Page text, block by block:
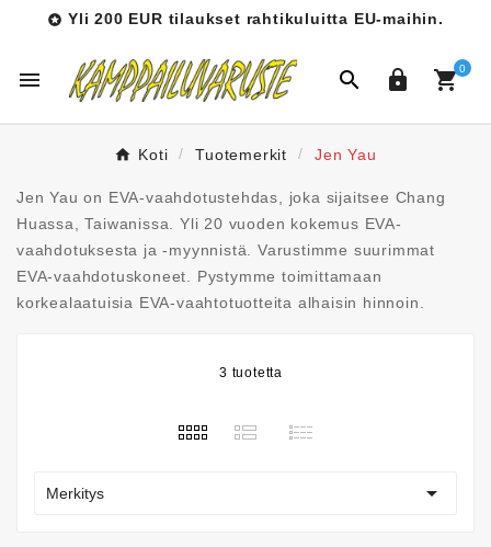
 Yli 200 EUR tilaukset rahtikuluitta EU-maihin.
   0
Koti Tuotemerkit Jen Yau
Jen Yau on EVA-vaahdotustehdas, joka sijaitsee Chang
Huassa, Taiwanissa. Yli 20 vuoden kokemus EVA-
vaahdotuksesta ja -myynnistä. Varustimme suurimmat
EVA-vaahdotuskoneet. Pystymme toimittamaan
korkealaatuisia EVA-vaahtotuotteita alhaisin hinnoin.
3 tuotetta
Merkitys 